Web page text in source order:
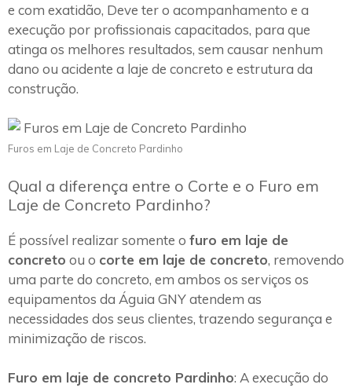
e com exatidão, Deve ter o acompanhamento e a
execução por profissionais capacitados, para que
atinga os melhores resultados, sem causar nenhum
dano ou acidente a laje de concreto e estrutura da
construção.
Furos em Laje de Concreto Pardinho
Qual a diferença entre o Corte e o Furo em
Laje de Concreto Pardinho?
É possível realizar somente o furo em laje de
concreto ou o corte em laje de concreto, removendo
uma parte do concreto, em ambos os serviços os
equipamentos da Águia GNY atendem as
necessidades dos seus clientes, trazendo segurança e
minimização de riscos.
Furo em laje de concreto Pardinho: A execução do